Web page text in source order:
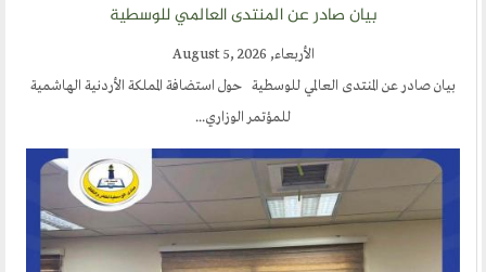
بيان صادر عن المنتدى العالمي للوسطية
الأربعاء, August 5, 2026
بيان صادر عن المنتدى العالمي للوسطية حول استضافة المملكة الأردنية الهاشمية
للمؤتمر الوزاري...